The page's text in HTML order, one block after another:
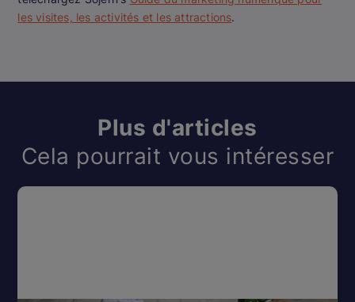
les visites, les activités et les attractions.
Plus d'articles
Cela pourrait vous intéresser